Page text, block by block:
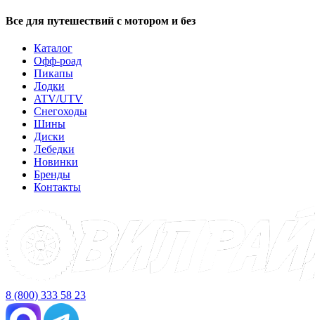
Все для путешествий с мотором и без
Каталог
Офф-роад
Пикапы
Лодки
ATV/UTV
Снегоходы
Шины
Диски
Лебедки
Новинки
Бренды
Контакты
8 (800) 333 58 23